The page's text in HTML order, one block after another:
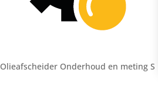
Olieafscheider Onderhoud en meting S